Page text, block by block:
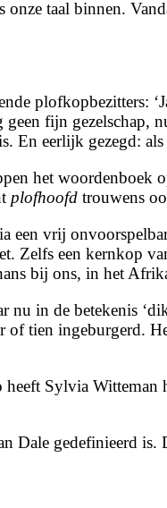
taal binnen.
plofkopbezitters:
fijn
En eerlijk gezegd:
het woordenboek
plofhoofd trouwens
een vrij
Zelfs een kernkop
bij ons, in het
in de betekenis
tien ingeburgerd.
Sylvia
Dale gedefinieerd